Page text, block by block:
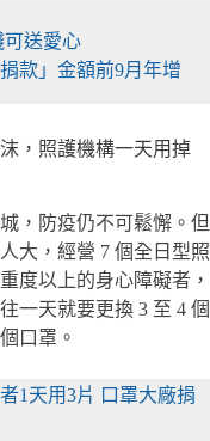
可送愛心
款」金額前9月年增
，照護機構一天用掉
，防疫仍不可鬆懈。但
大，經營 7 個全日型照
度以上的身心障礙者，
一天就要更換 3 至 4 個
口罩。
1天用3片 口罩大廠捐